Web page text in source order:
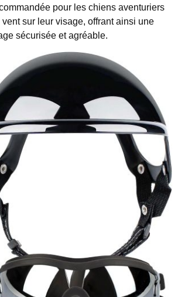
pour les chiens aventuriers
sur leur visage, offrant ainsi une
sécurisée et agréable.